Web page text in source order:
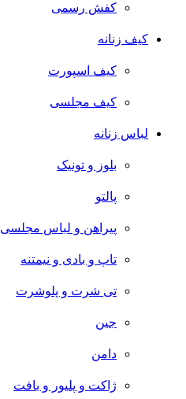
کفش رسمی
کیف زنانه
کیف اسپورت
کیف مجلسی
لباس زنانه
بلوز و تونیک
پالتو
پیراهن و لباس مجلسی
تاپ و بادی و نیمتنه
تی شرت و پلوشرت
جین
دامن
ژاکت و پلیور و بافت